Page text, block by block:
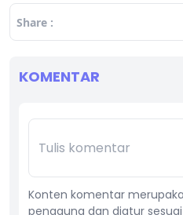
Share :
KOMENTAR
Konten komentar
pengguna dan diatur